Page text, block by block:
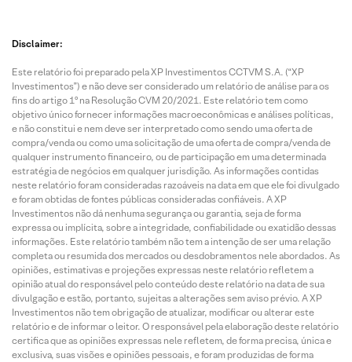
Disclaimer:
Este relatório foi preparado pela XP Investimentos CCTVM S.A. (“XP
Investimentos”) e não deve ser considerado um relatório de análise para os
fins do artigo 1º na Resolução CVM 20/2021. Este relatório tem como
objetivo único fornecer informações macroeconômicas e análises políticas,
e não constitui e nem deve ser interpretado como sendo uma oferta de
compra/venda ou como uma solicitação de uma oferta de compra/venda de
qualquer instrumento financeiro, ou de participação em uma determinada
estratégia de negócios em qualquer jurisdição. As informações contidas
neste relatório foram consideradas razoáveis na data em que ele foi divulgado
e foram obtidas de fontes públicas consideradas confiáveis. A XP
Investimentos não dá nenhuma segurança ou garantia, seja de forma
expressa ou implícita, sobre a integridade, confiabilidade ou exatidão dessas
informações. Este relatório também não tem a intenção de ser uma relação
completa ou resumida dos mercados ou desdobramentos nele abordados. As
opiniões, estimativas e projeções expressas neste relatório refletem a
opinião atual do responsável pelo conteúdo deste relatório na data de sua
divulgação e estão, portanto, sujeitas a alterações sem aviso prévio. A XP
Investimentos não tem obrigação de atualizar, modificar ou alterar este
relatório e de informar o leitor. O responsável pela elaboração deste relatório
certifica que as opiniões expressas nele refletem, de forma precisa, única e
exclusiva, suas visões e opiniões pessoais, e foram produzidas de forma